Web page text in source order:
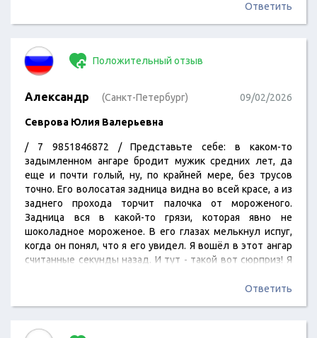
~ Кронштадт ~
Сегодня также отмечается большой православный
Иерусалим). Вот что мне выдал Гугл! Представляете?
Мой брат, Пухов Антон Олегович, говорит, что все так.
Пятого апреля две тысячи двадцать шестого года.
Доступных номерков: 468 Действительно, это конец.
Воскресенье. Горящая свеча символизирует очищение
от всего, что…
Ответить
Положительный отзыв
Александр (Санкт-Петербург) 09/02/2026
Севрова Юлия Валерьевна
/ 7 9851846872 / Представьте себе: в каком-то
задымленном ангаре бродит мужик средних лет, да
еще и почти голый, ну, по крайней мере, без трусов
точно. Его волосатая задница видна во всей красе, а из
заднего прохода торчит палочка от мороженого.
Задница вся в какой-то грязи, которая явно не
шоколадное мороженое. В его глазах мелькнул испуг,
когда он понял, что я его увидел. Я вошёл в этот ангар
считанные секунды назад. И тут - такой вот сюрприз! Я
уж похож на тот, что был в клипе "Eye of the Tiger". Да,…
Ответить